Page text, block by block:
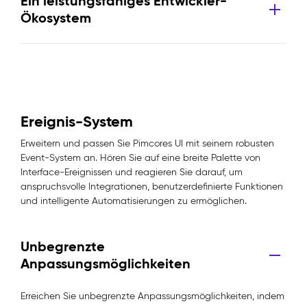
Ökosystem
Ereignis-System
Erweitern und passen Sie Pimcores UI mit seinem robusten
Event-System an. Hören Sie auf eine breite Palette von
Interface-Ereignissen und reagieren Sie darauf, um
anspruchsvolle Integrationen, benutzerdefinierte Funktionen
und intelligente Automatisierungen zu ermöglichen.
Unbegrenzte
Anpassungsmöglichkeiten
Erreichen Sie unbegrenzte Anpassungsmöglichkeiten, indem